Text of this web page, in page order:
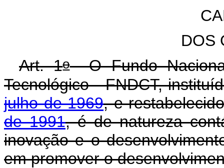
DOS
Art. 1oO Fundo
Tecnológico - FNDCT,
julho de 1969, e
de 1991, é de natureza
inovação e o
em promover o